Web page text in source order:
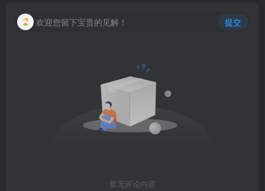
欢迎您留下宝贵的见解！ 提交
暂无评论内容